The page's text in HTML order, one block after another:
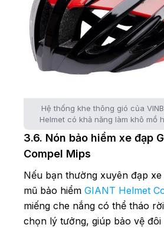
Hệ thống khe thông gió của
Helmet có khả năng làm khô mồ
3.6. Nón bảo hiểm xe đạp
Compel Mips
Nếu bạn thường xuyên đạp
mũ bảo hiểm GIANT Helmet
miếng che nắng có thể tháo
chọn lý tưởng, giúp bảo vệ đôi